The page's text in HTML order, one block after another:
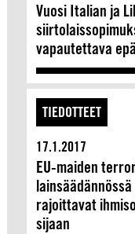
Vuosi Italian ja
vapautettava
TIEDOTTEET
17.1.2017
EU-maiden
rajoittavat
sijaan